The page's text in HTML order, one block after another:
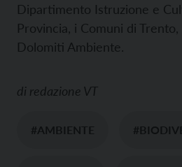
Dipartimento Istruzione e
Provincia, i Comuni di
Dolomiti Ambiente.
di redazione VT
#AMBIENTE